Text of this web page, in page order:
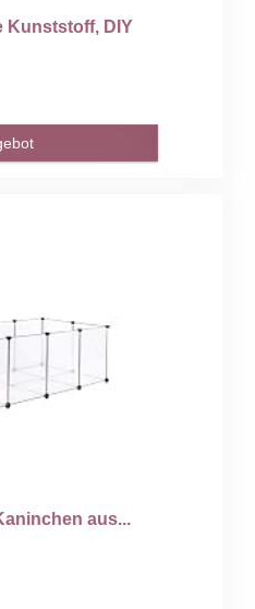
Kunststoff, DIY
aus...